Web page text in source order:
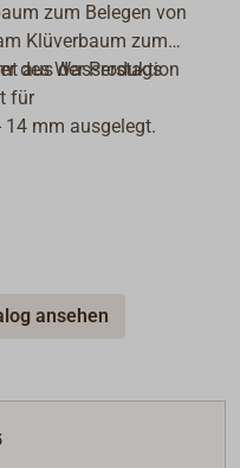
zum Belegen von
Klüverbaum zum
des Wasserstags
aus der Produktion
für
14 mm ausgelegt.
ansehen